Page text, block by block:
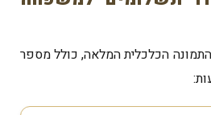
הכלכלית המלאה, כולל מספר